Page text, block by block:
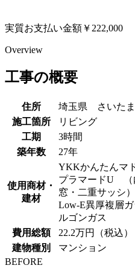
実質お支払い金額￥222,000
Overview
工事の概要
住所
埼玉県 さいた
施工箇所
リビング
工期
3時間
築年数
27年
使用商材・
建材
YKKかんたんマ
プラマードU （
窓・二重サッシ）
Low-E異厚複層
ルゴンガス
費用総額
22.2万円（税込）
建物種別
マンション
BEFORE